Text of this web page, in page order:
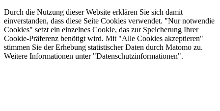
Durch die Nutzung dieser Website erklären Sie sich damit
einverstanden, dass diese Seite Cookies verwendet. "Nur notwendie
Cookies" setzt ein einzelnes Cookie, das zur Speicherung Ihrer
Cookie-Präferenz benötigt wird. Mit "Alle Cookies akzeptieren"
stimmen Sie der Erhebung statistischer Daten durch Matomo zu.
Weitere Informationen unter "Datenschutzinformationen".